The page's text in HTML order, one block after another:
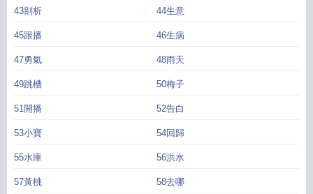
43剖析 44生意
45跟播 46生病
47勇氣 48雨天
49跳槽 50梅子
51開播 52告白
53小寶 54回歸
55水庫 56洪水
57黃桃 58去哪